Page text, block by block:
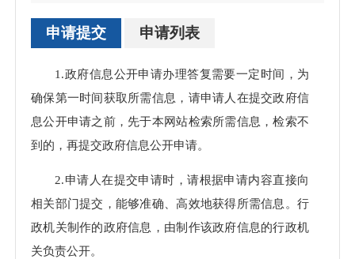
申请提交 申请列表
1.政府信息公开申请办理答复需要一定时间，为
确保第一时间获取所需信息，请申请人在提交政府信
息公开申请之前，先于本网站检索所需信息，检索不
到的，再提交政府信息公开申请。
2.申请人在提交申请时，请根据申请内容直接向
相关部门提交，能够准确、高效地获得所需信息。行
政机关制作的政府信息，由制作该政府信息的行政机
关负责公开。